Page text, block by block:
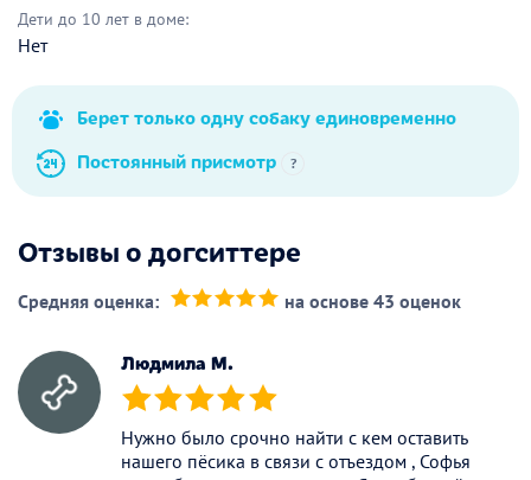
Дети до 10 лет в доме:
Нет
Берет только одну собаку единовременно
Постоянный присмотр
?
Отзывы о догситтере
Средняя оценка: на основе 43 оценок
Людмила М.
(*) (*) (*) (*) (*)
Нужно было срочно найти с кем оставить
нашего пёсика в связи с отъездом , Софья